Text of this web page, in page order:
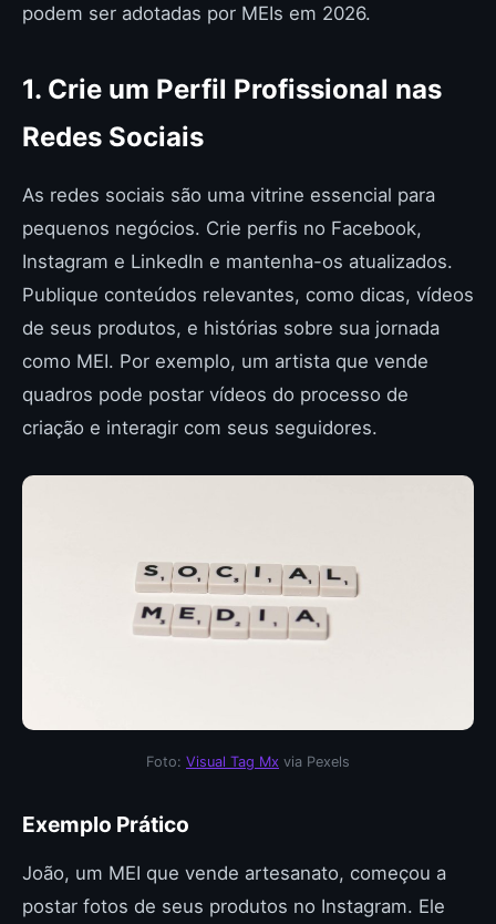
podem ser adotadas por MEIs em 2026.
1. Crie um Perfil Profissional nas
Redes Sociais
As redes sociais são uma vitrine essencial para
pequenos negócios. Crie perfis no Facebook,
Instagram e LinkedIn e mantenha-os atualizados.
Publique conteúdos relevantes, como dicas, vídeos
de seus produtos, e histórias sobre sua jornada
como MEI. Por exemplo, um artista que vende
quadros pode postar vídeos do processo de
criação e interagir com seus seguidores.
Foto: Visual Tag Mx via Pexels
Exemplo Prático
João, um MEI que vende artesanato, começou a
postar fotos de seus produtos no Instagram. Ele